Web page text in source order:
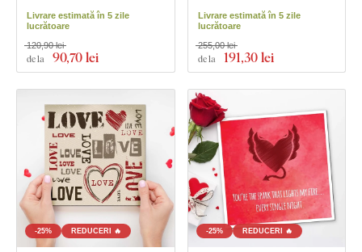
Livrare estimată în 5 zile
lucrătoare
de la 90,70 lei
120,90 lei
Livrare estimată în 5 zile
lucrătoare
de la 191,30 lei
255,00 lei
-25% REDUCERI 🔥 -25% REDUCERI 🔥